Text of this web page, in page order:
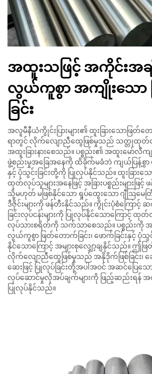
အထူးသဖြင့် အကိုင်းအခ
လွယ်ကူစွာ အကျိုးသော
ခြင်း
အလူမီနီယံကွိုင်းပြားများ၏ ထူးခြားသောဖြတ်
ရာတွင် လိုက်လျောညီထွေဖြစ်မှုသည် သတ္တုထုတ်
အထူးခြားနားစေသည်။ ပစ္စည်း၏ အထူးမော်လီက
ဖွဲ့စည်းမှုအခြေအနေကို ထိခိုက်မခံဘဲ ကျယ်ပြန့်စွာ ပုံဖ
နှင့် ပုံသွင်းခြင်းတို့ကို ပြုလုပ်နိုင်သည်။ ထူးခြားသ
ထုတ်လုပ်သူများအနေဖြင့် အခြားပစ္စည်းများဖြင့်
သို့မဟုတ် မဖြစ်နိုင်သော ရှုပ်ထွေးသော ဂျီဩမေတ
ဒီဇိုင်းများကို ဖန်တီးနိုင်သည်။ ကွိုင်းပုံစံကြော
ခြင်းလုပ်ငန်းများကို ပြုလုပ်နိုင်သောကြောင့် ထု
လုပ်သားစရိတ်ကို သက်သာစေသည်။ ပစ္စည်းကို အ
လွယ်ကူစွာ ဖြတ်တောက်ခြင်း၊ ဖောက်ခြင်းနှင့် ပုံ
နိုင်သောကြောင့် အများစုလျှော့ချနိုင်သည်။ ဤဖ
လိုက်လျောညီထွေဖြစ်မှုသည် အနိုဒိုက်ဖြစ်ခြင်း၊ ဆေ
ဆေးဖြင့် ပြုလုပ်ခြင်းတို့အပါအဝင် အဆင်ပြေသေ
လုပ်ဆောင်မှုလိုအပ်ချက်များကို ဖြည့်ဆည်းရ
ပြုလုပ်နိုင်သည်။